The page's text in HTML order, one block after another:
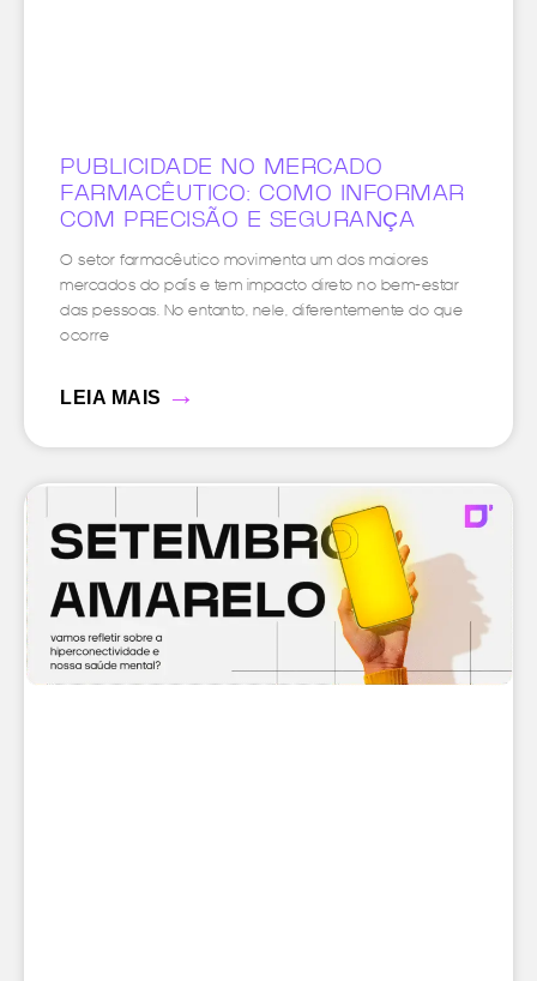
PUBLICIDADE NO MERCADO
FARMACÊUTICO: COMO INFORMAR
COM PRECISÃO E SEGURANÇA
O setor farmacêutico movimenta um dos maiores
mercados do país e tem impacto direto no bem-estar
das pessoas. No entanto, nele, diferentemente do que
ocorre
LEIA MAIS →